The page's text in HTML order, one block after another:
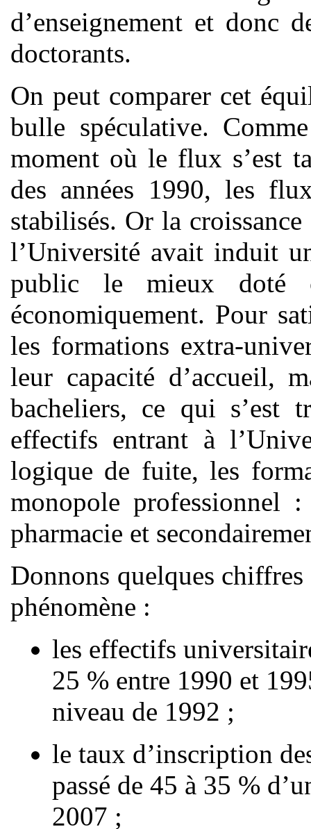
d’enseignement et donc
doctorants.
On peut comparer cet
bulle spéculative.
moment où le flux s’est
des années 1990, les
stabilisés. Or la
l’Université avait induit
public le mieux doté
économiquement. Pour
les formations extra-
leur capacité d’accueil,
bacheliers, ce qui s’est
effectifs entrant à
logique de fuite, les
monopole professionnel
pharmacie et
Donnons quelques
phénomène :
les effectifs
25 % entre 1990 et
niveau de 1992 ;
le taux d’inscription
passé de 45 à 35 %
2007 ;